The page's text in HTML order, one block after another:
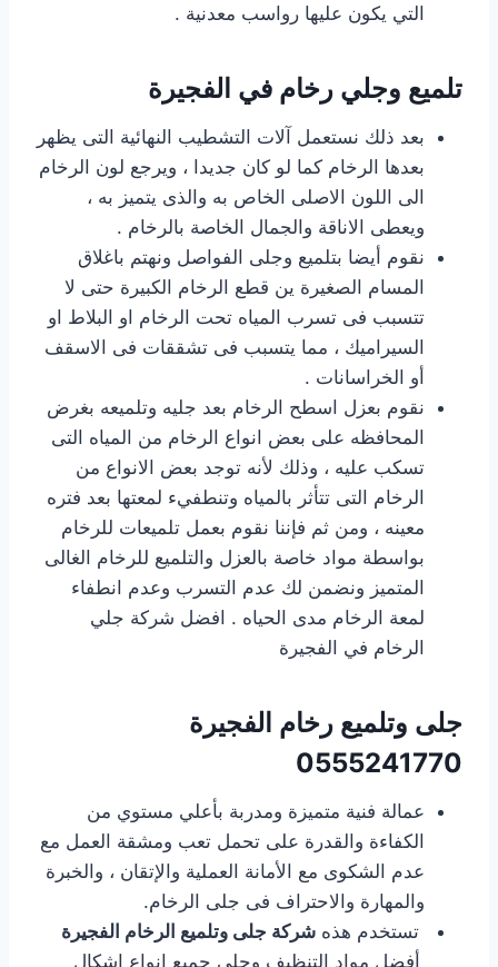
التي يكون عليها رواسب معدنية .
تلميع وجلي رخام في الفجيرة
بعد ذلك نستعمل آلات التشطيب النهائية التى يظهر
بعدها الرخام كما لو كان جديدا ، ويرجع لون الرخام
الى اللون الاصلى الخاص به والذى يتميز به ،
ويعطى الاناقة والجمال الخاصة بالرخام .
نقوم أيضا بتلميع وجلى الفواصل ونهتم باغلاق
المسام الصغيرة ين قطع الرخام الكبيرة حتى لا
تتسبب فى تسرب المياه تحت الرخام او البلاط او
السيراميك ، مما يتسبب فى تشققات فى الاسقف
أو الخراسانات .
نقوم بعزل اسطح الرخام بعد جليه وتلميعه بغرض
المحافظه على بعض انواع الرخام من المياه التى
تسكب عليه ، وذلك لأنه توجد بعض الانواع من
الرخام التى تتأثر بالمياه وتنطفيء لمعتها بعد فتره
معينه ، ومن ثم فإننا نقوم بعمل تلميعات للرخام
بواسطة مواد خاصة بالعزل والتلميع للرخام الغالى
المتميز ونضمن لك عدم التسرب وعدم انطفاء
لمعة الرخام مدى الحياه . افضل شركة جلي
الرخام في الفجيرة
جلى وتلميع رخام الفجيرة
0555241770
عمالة فنية متميزة ومدربة بأعلي مستوي من
الكفاءة والقدرة على تحمل تعب ومشقة العمل مع
عدم الشكوى مع الأمانة العملية والإتقان ، والخبرة
والمهارة والاحتراف فى جلى الرخام.
تستخدم هذه شركة جلى وتلميع الرخام الفجيرة
أفضل مواد التنظيف وجلي جميع انواع اشكال